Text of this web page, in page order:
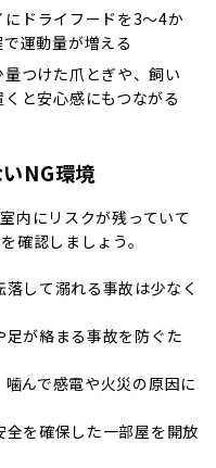
にドライフードを3〜4か
運動量が増える
量つけた爪とぎや、飼い
と安心感にもつながる
NG環境
内にリスクが残っていて
確認しましょう。
落して溺れる事故は少なく
足が絡まる事故を防ぐた
噛んで感電や火災の原因に
全を確保した一部屋を開放